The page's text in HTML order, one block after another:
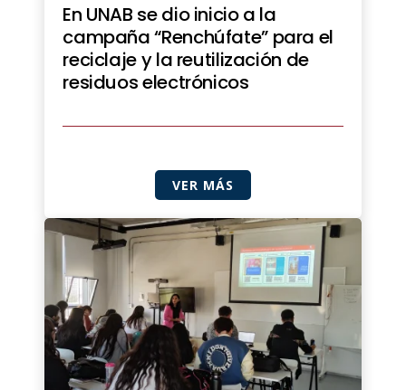
En UNAB se dio inicio a la
campaña “Renchúfate” para el
reciclaje y la reutilización de
residuos electrónicos
VER MÁS